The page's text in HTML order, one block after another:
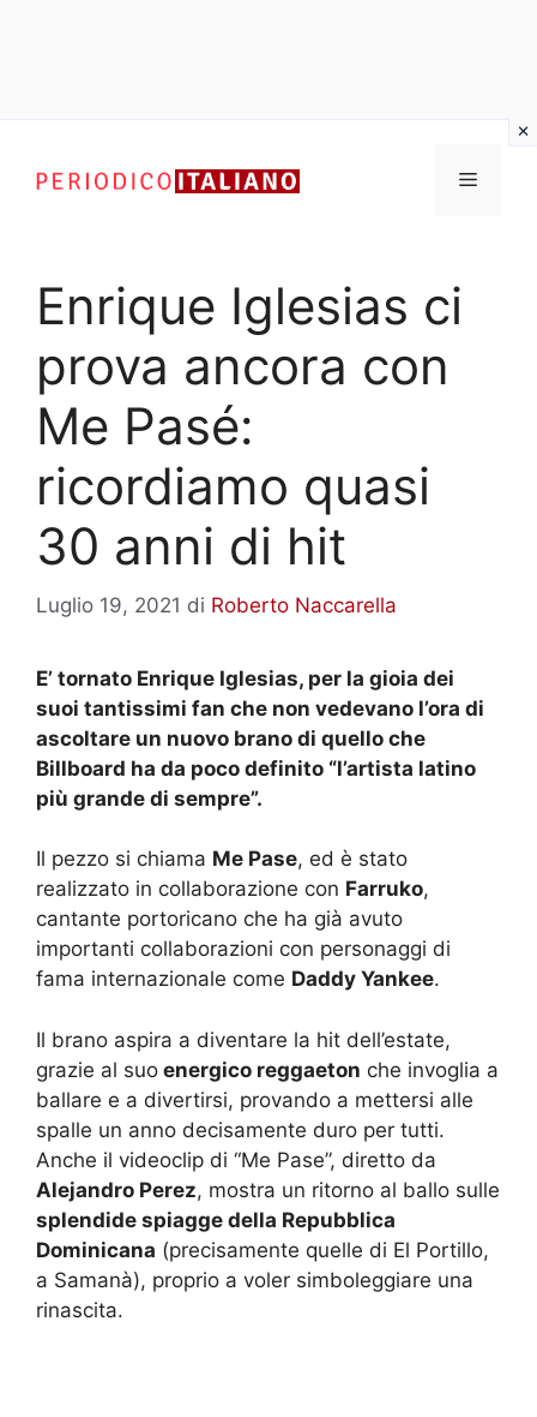
contenuto
Menu
Enrique Iglesias ci
prova ancora con
Me Pasé:
ricordiamo quasi
30 anni di hit
Luglio 19, 2021 di Roberto Naccarella
E’ tornato Enrique Iglesias, per la gioia dei
suoi tantissimi fan che non vedevano l’ora di
ascoltare un nuovo brano di quello che
Billboard ha da poco definito “l’artista latino
più grande di sempre”.
Il pezzo si chiama Me Pase, ed è stato
realizzato in collaborazione con Farruko,
cantante portoricano che ha già avuto
importanti collaborazioni con personaggi di
fama internazionale come Daddy Yankee.
Il brano aspira a diventare la hit dell’estate,
grazie al suo energico reggaeton che invoglia a
ballare e a divertirsi, provando a mettersi alle
spalle un anno decisamente duro per tutti.
Anche il videoclip di “Me Pase”, diretto da
Alejandro Perez, mostra un ritorno al ballo sulle
splendide spiagge della Repubblica
Dominicana (precisamente quelle di El Portillo,
a Samanà), proprio a voler simboleggiare una
rinascita.